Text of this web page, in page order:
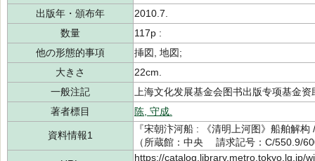
出版年・頒布年
2010.7.
数量
117p :
他の形態的事項
挿図, 地図;
大きさ
22cm.
一般注記
上海文化发展基金会图书出版专项基金资
著者標目
陈, 守成.
資料情報1
『宋朝汴河船 : 《清明上河图》船舶
（所蔵館：中央 請求記号：C/550.9/
https://catalog.library.metro.tokyo.lg.jp/